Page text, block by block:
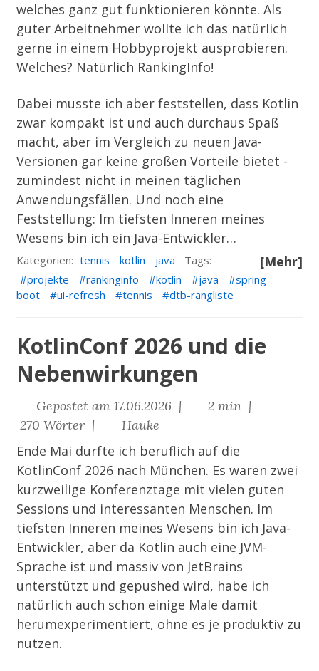
welches ganz gut funktionieren könnte. Als
guter Arbeitnehmer wollte ich das natürlich
gerne in einem Hobbyprojekt ausprobieren.
Welches? Natürlich RankingInfo!
Dabei musste ich aber feststellen, dass Kotlin
zwar kompakt ist und auch durchaus Spaß
macht, aber im Vergleich zu neuen Java-
Versionen gar keine großen Vorteile bietet -
zumindest nicht in meinen täglichen
Anwendungsfällen. Und noch eine
Feststellung: Im tiefsten Inneren meines
Wesens bin ich ein Java-Entwickler…
[Mehr]
Kategorien: tennis kotlin java
Tags:
projekte
rankinginfo kotlin java
spring-
boot
ui-refresh tennis dtb-rangliste
KotlinConf 2026 und die
Nebenwirkungen
Gepostet am 17.06.2026 |
2 min |
270 Wörter |
Hauke
Ende Mai durfte ich beruflich auf die
KotlinConf 2026 nach München. Es waren zwei
kurzweilige Konferenztage mit vielen guten
Sessions und interessanten Menschen. Im
tiefsten Inneren meines Wesens bin ich Java-
Entwickler, aber da Kotlin auch eine JVM-
Sprache ist und massiv von JetBrains
unterstützt und gepushed wird, habe ich
natürlich auch schon einige Male damit
herumexperimentiert, ohne es je produktiv zu
nutzen.